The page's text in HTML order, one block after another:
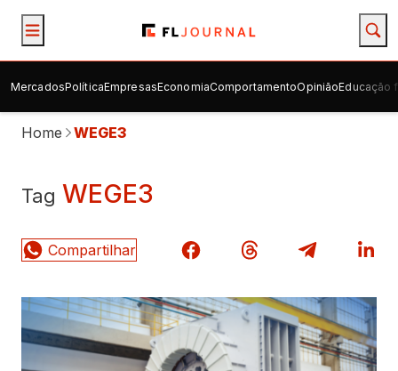
MercadosPolíticaEmpresasEconomiaComportamentoOpiniãoEducação
Home WEGE3
Tag WEGE3